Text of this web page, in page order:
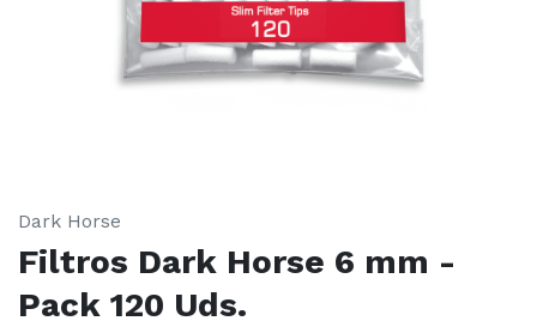
Dark Horse
Filtros Dark Horse 6 mm -
Pack 120 Uds.